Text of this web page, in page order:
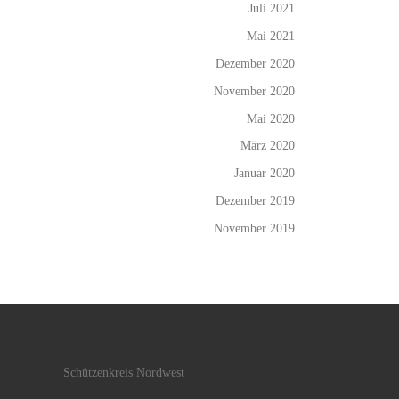
Juli 2021
Mai 2021
Dezember 2020
November 2020
Mai 2020
März 2020
Januar 2020
Dezember 2019
November 2019
Schützenkreis Nordwest